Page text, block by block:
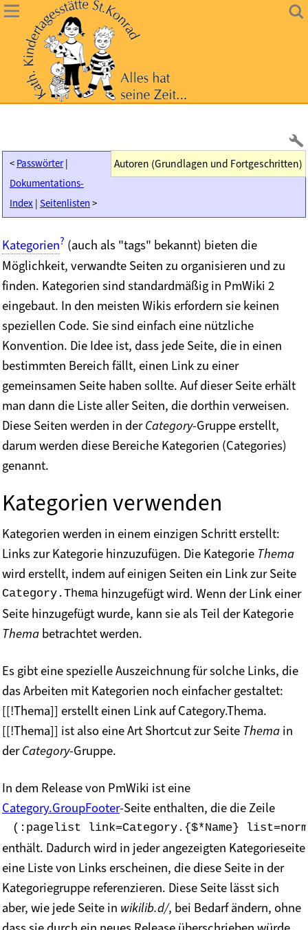
Autoren (Grundlagen und Fortgeschritten)
< Passwörter|
Dokumentations-
Index | Seitenlisten >
Kategorien? (auch als "tags" bekannt) bieten die
Möglichkeit, verwandte Seiten zu organisieren und zu
finden. Kategorien sind standardmäßig in PmWiki 2
eingebaut. In den meisten Wikis erfordern sie keinen
speziellen Code. Sie sind einfach eine nützliche
Konvention. Die Idee ist, dass jede Seite, die in einen
bestimmten Bereich fällt, einen Link zu einer
gemeinsamen Seite haben sollte. Auf dieser Seite erhält
man dann die Liste aller Seiten, die dorthin verweisen.
Diese Seiten werden in derCategory-Gruppe erstellt,
darum werden diese Bereiche Kategorien (Categories)
genannt.
Kategorien verwenden
Kategorien werden in einem einzigen Schritt erstellt:
Links zur Kategorie hinzuzufügen. Die Kategorie Thema
wird erstellt, indem auf einigen Seiten ein Link zur Seite
Category.Thema hinzugefügt wird. Wenn der Link einer
Seite hinzugefügt wurde, kann sie als Teil der Kategorie
Thema betrachtet werden.
Es gibt eine spezielle Auszeichnung für solche Links, die
das Arbeiten mit Kategorien noch einfacher gestaltet:
[[!Thema]] erstellt einen Link auf Category.Thema.
[[!Thema]] ist also eine Art Shortcut zur Seite Thema in
derCategory-Gruppe.
In dem Release von PmWiki ist eine
Category.GroupFooter-Seite enthalten, die die Zeile
(:pagelist link=Category.{$*Name}
enthält. Dadurch wird in jeder angezeigten Kategorieseite
eine Liste von Links erscheinen, die diese Seite in der
Kategoriegruppe referenzieren. Diese Seite lässt sich
aber, wie jede Seite in wikilib.d/, bei Bedarf ändern, ohne